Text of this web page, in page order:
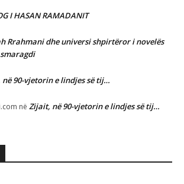
I HASAN RAMADANIT
Rrahmani dhe universi shpirtëror i novelës
90-vjetorin e lindjes së tij…
në Zijait, në 90-vjetorin e lindjes së tij…